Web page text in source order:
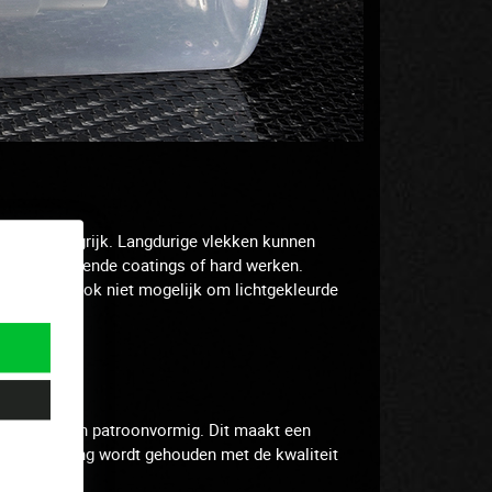
erg belangrijk. Langdurige vlekken kunnen
verschillende coatings of hard werken.
Het is ook niet mogelijk om lichtgekleurde
en patroonvormig. Dit maakt een
rekening wordt gehouden met de kwaliteit